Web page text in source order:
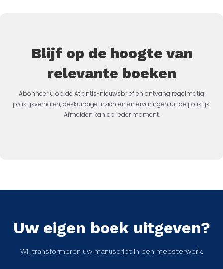
Blijf op de hoogte van
relevante boeken
Abonneer u op de Atlantis-nieuwsbrief en ontvang regelmatig
praktijkverhalen, deskundige inzichten en ervaringen uit de praktijk.
Afmelden kan op ieder moment.
Uw eigen boek uitgeven?
Wij transformeren uw manuscript in een meesterwerk.